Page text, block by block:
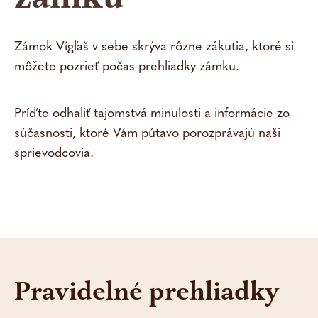
Zámok Vígľaš v sebe skrýva rôzne zákutia, ktoré si
môžete pozrieť počas prehliadky zámku.
Príďte odhaliť tajomstvá minulosti a informácie zo
súčasnosti, ktoré Vám pútavo porozprávajú naši
sprievodcovia.
Pravidelné prehliadky